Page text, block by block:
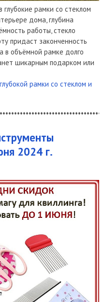
рамки со стеклом
дома, глубина
работы, стекло
придаст законченность
в объёмной рамке долго
шикарным подарком или
рамки со стеклом и
2024 г.